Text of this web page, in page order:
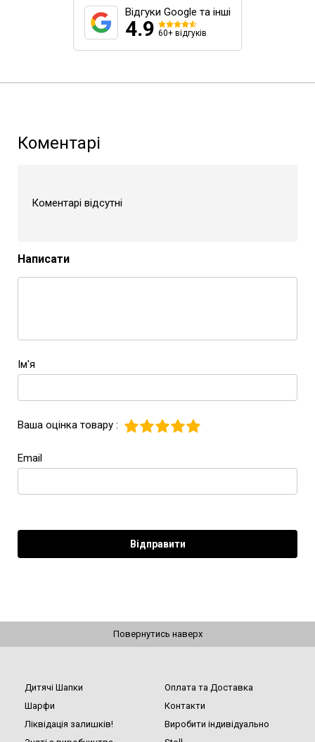
Відгуки Google та інші
4.9 60+ відгуків
Коментарі
Коментарі відсутні
Написати
Ім'я
Ваша оцінка товару :
Email
Повернутись наверх
Дитячі Шапки
Шарфи
Ліквідація залишків!
Оплата та Доставка
Контакти
Виробити індивідуально